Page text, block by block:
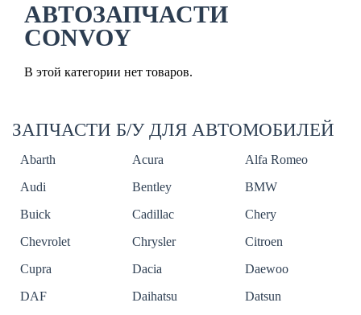
АВТОЗАПЧАСТИ
CONVOY
В этой категории нет товаров.
ЗАПЧАСТИ Б/У ДЛЯ АВТОМОБИЛЕЙ
Abarth Acura
Alfa Romeo
Audi
Bentley
BMW
Buick
Cadillac
Chery
Chevrolet
Chrysler
Citroen
Cupra
Dacia
Daewoo
DAF
Daihatsu
Datsun